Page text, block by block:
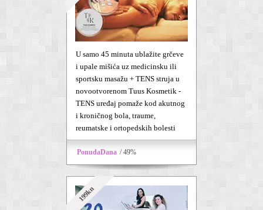
U samo 45 minuta ublažite grčeve
i upale mišića uz medicinsku ili
sportsku masažu + TENS struja u
novootvorenom Tuus Kosmetik -
TENS uređaj pomaže kod akutnog
i kroničnog bola, traume,
reumatske i ortopedskih bolesti
PonudaDana / 49%
199kn